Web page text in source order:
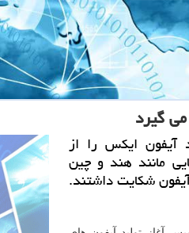
گیرد
آیفون ایكس را از
مانند هند و چین
شكایت داشتند.